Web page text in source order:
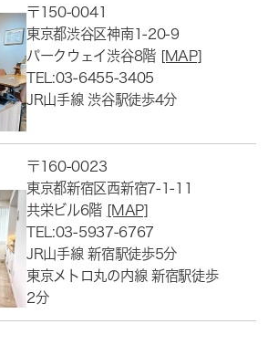
〒150-0041
東京都渋谷区神南1-20-9
パークウェイ渋谷8階 [MAP]
TEL:03-6455-3405
JR山手線 渋谷駅徒歩4分
〒160-0023
東京都新宿区西新宿7-1-11
共栄ビル6階 [MAP]
TEL:03-5937-6767
JR山手線 新宿駅徒歩5分
東京メトロ丸の内線 新宿駅徒歩
2分